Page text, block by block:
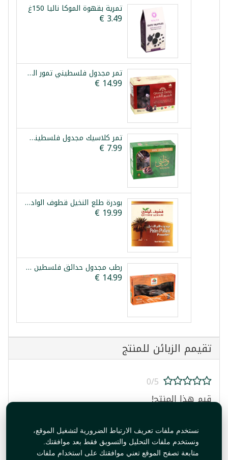
نستخدم ملفات تعريف الارتباط الضرورية لتشغيل الموقع،
ونستخدم ملفات التحليل والتسويق فقط بعد موافقتك.
متابعة تصفح الموقع تعني موافقتك على استخدام ملفات
تمرية بقهوة الموكا نالیا 150غ
تمر مجدول فلسطيني تمور القمر 800غ
تمر كلاسيك مجدول فلسطيني وطني 750غ
بودرة طلع النخيل قطوف الوادي 10غ
رطب مجدول حدائق فلسطين 900غ
تقيمم الزبائن للمنتج
0/5
قيم هذا المنتج!